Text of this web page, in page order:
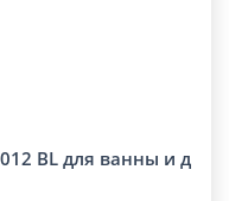
BL для ванны и д